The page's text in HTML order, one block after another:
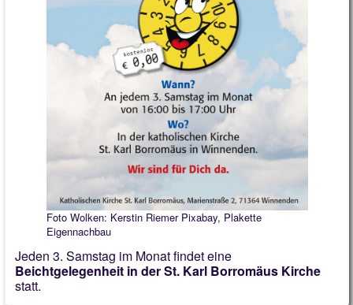
Foto Wolken: Kerstin Riemer Pixabay, Plakette
Eigennachbau
Jeden 3. Samstag im Monat findet eine
Beichtgelegenheit in der St. Karl Borromäus Kirche
statt.